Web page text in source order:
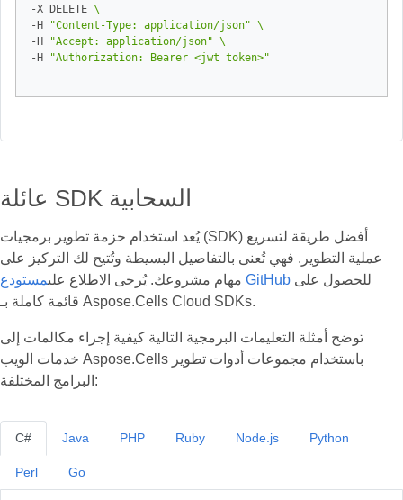
-X DELETE
-H
"Content-Type: application/json"
-H
"Accept: application/json"
-H
"Authorization: Bearer <jwt token>"
عائلة SDK السحابية
يُعد استخدام حزمة تطوير برمجيات (SDK) أفضل طريقة لتسريع
عملية التطوير. فهي تُعنى بالتفاصيل البسيطة وتُتيح لك التركيز على
مهام مشروعك. يُرجى الاطلاع على مستودع GitHub
قائمة كاملة بـ Aspose.Cells Cloud SDKs.
توضح أمثلة التعليمات البرمجية التالية كيفية إجراء مكالمات إلى
خدمات الويب Aspose.Cells باستخدام مجموعات أدوات تطوير
البرامج المختلفة:
C# Java PHP Ruby Node.js Python
Perl Go